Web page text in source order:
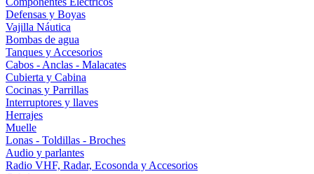
Defensas y Boyas
Vajilla Náutica
Bombas de agua
Tanques y Accesorios
Cabos - Anclas - Malacates
Cubierta y Cabina
Cocinas y Parrillas
Interruptores y llaves
Herrajes
Muelle
Lonas - Toldillas - Broches
Audio y parlantes
Radio VHF, Radar, Ecosonda y Accesorios